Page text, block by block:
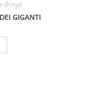
Bringé
GIGANTI